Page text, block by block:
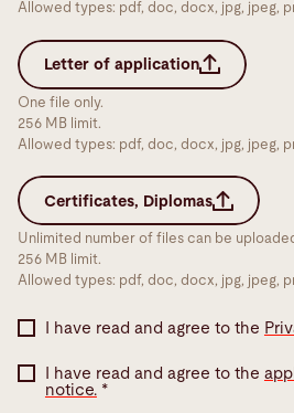
Allowed types: pdf, doc, docx, jpg, jpeg,
Letter of application
One file only.
256 MB limit.
Allowed types: pdf, doc, docx, jpg, jpeg,
Certificates, Diplomas
Unlimited number of files can be
256 MB limit.
Allowed types: pdf, doc, docx, jpg, jpeg,
I have read and agree to the
I have read and agree to the
notice.*